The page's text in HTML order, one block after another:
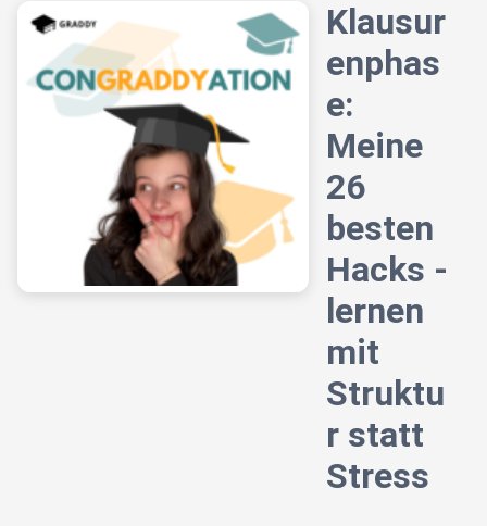
Klausur
enphas
e:
Meine
26
besten
Hacks -
lernen
mit
Struktu
r statt
Stress